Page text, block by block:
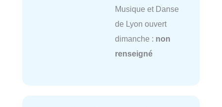
Musique et Danse
de Lyon ouvert
dimanche : non
renseigné